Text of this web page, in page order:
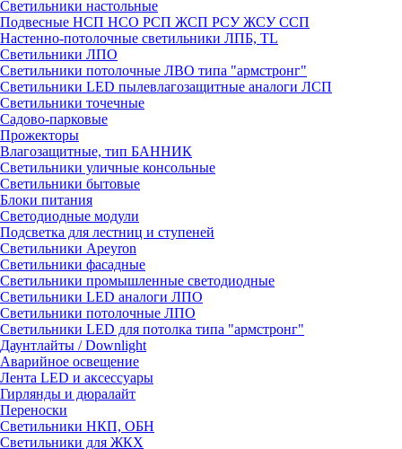
Светильники настольные
Подвесные НСП НСО РСП ЖСП РСУ ЖСУ ССП
Настенно-потолочные светильники ЛПБ, TL
Светильники ЛПО
Светильники потолочные ЛВО типа "армстронг"
Светильники LED пылевлагозащитные аналоги ЛСП
Светильники точечные
Садово-парковые
Прожекторы
Влагозащитные, тип БАННИК
Светильники уличные консольные
Светильники бытовые
Блоки питания
Светодиодные модули
Подсветка для лестниц и ступеней
Светильники Apeyron
Светильники фасадные
Светильники промышленные светодиодные
Светильники LED аналоги ЛПО
Светильники потолочные ЛПО
Светильники LED для потолка типа "армстронг"
Даунтлайты / Downlight
Аварийное освещение
Лента LED и аксессуары
Гирлянды и дюралайт
Переноски
Светильники НКП, ОБН
Светильники для ЖКХ